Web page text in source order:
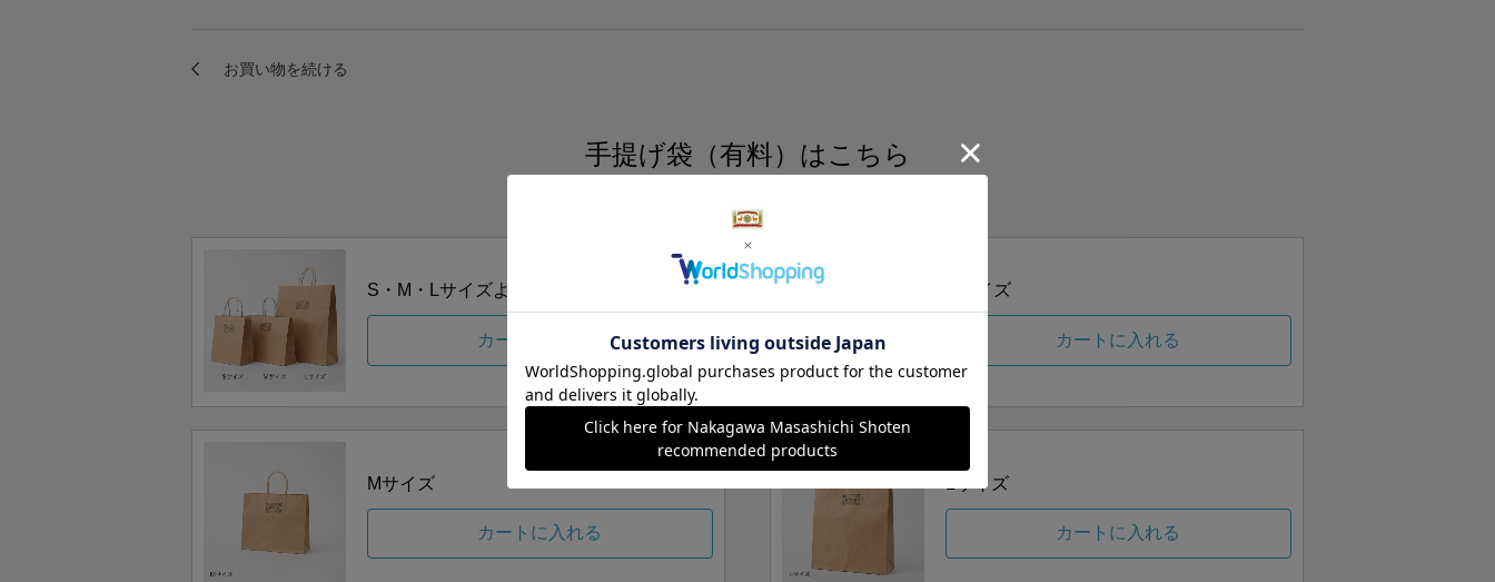
手提げ袋（有料）はこちら
S・M・Lの3つサイズをご用意しております。
S・M・Lサイズより当店にお任せ
カートに入れる
Sサイズ
カートに入れる
Mサイズ
カートに入れる
Lサイズ
カートに入れる